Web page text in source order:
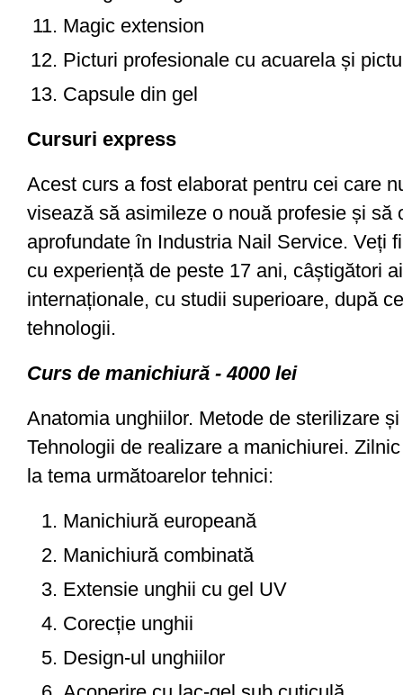
Magic extension
Picturi profesionale cu acuarela și
Capsule din gel
Cursuri express
Acest curs a fost elaborat pentru cei care
visează să asimileze o nouă profesie și să
aprofundate în Industria Nail Service. Veți
cu experiență de peste 17 ani, câștigători
internaționale, cu studii superioare, după
tehnologii.
Curs de manichiură - 4000 lei
Anatomia unghiilor. Metode de sterilizare
Tehnologii de realizare a manichiurei.
la tema următoarelor tehnici:
Manichiură europeană
Manichiură combinată
Extensie unghii cu gel UV
Corecție unghii
Design-ul unghiilor